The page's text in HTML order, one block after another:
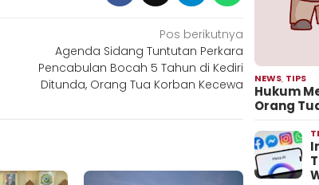
Pos berikutnya
Agenda Sidang Tuntutan Perkara
Pencabulan Bocah 5 Tahun di Kediri
Ditunda, Orang Tua Korban Kecewa
NEWS, TIPS
Hukum
Orang